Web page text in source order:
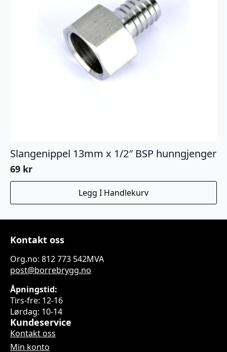
Slangenippel 13mm x 1/2″ BSP hunngjenger
69 kr
Legg I Handlekurv
Kontakt oss
Org.no: 812 773 542MVA
post@borrebrygg.no
Åpningstid:
Tirs-fre: 12-16
Lørdag: 10-14
Kundeservice
Kontakt oss
Min konto